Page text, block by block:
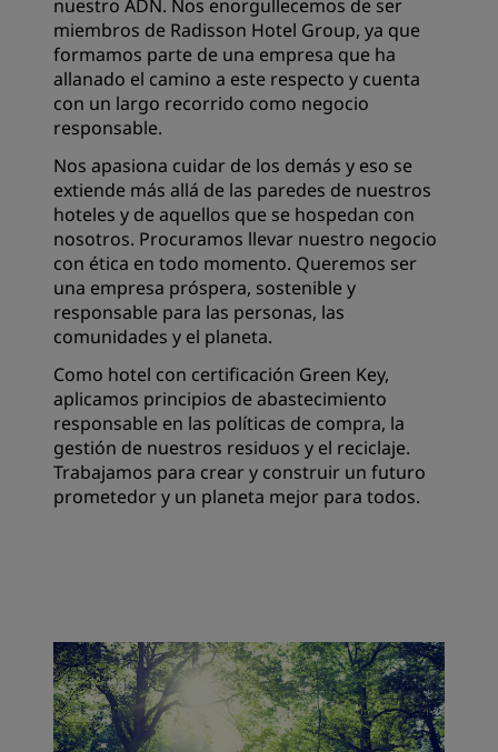
nuestro ADN. Nos enorgullecemos de ser
miembros de Radisson Hotel Group, ya que
formamos parte de una empresa que ha
allanado el camino a este respecto y cuenta
con un largo recorrido como negocio
responsable.
Nos apasiona cuidar de los demás y eso se
extiende más allá de las paredes de nuestros
hoteles y de aquellos que se hospedan con
nosotros. Procuramos llevar nuestro negocio
con ética en todo momento. Queremos ser
una empresa próspera, sostenible y
responsable para las personas, las
comunidades y el planeta.
Como hotel con certificación Green Key,
aplicamos principios de abastecimiento
responsable en las políticas de compra, la
gestión de nuestros residuos y el reciclaje.
Trabajamos para crear y construir un futuro
prometedor y un planeta mejor para todos.